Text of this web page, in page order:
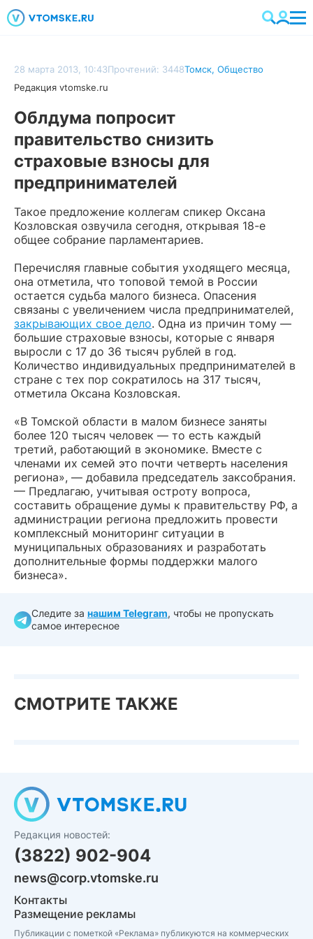
28 марта 2013, 10:43Прочтений: 3448Томск, Общество
Редакция vtomske.ru
Облдума попросит
правительство снизить
страховые взносы для
предпринимателей
Такое предложение коллегам спикер Оксана
Козловская озвучила сегодня, открывая 18-е
общее собрание парламентариев.
Перечисляя главные события уходящего месяца,
она отметила, что топовой темой в России
остается судьба малого бизнеса. Опасения
связаны с увеличением числа предпринимателей,
закрывающих свое дело. Одна из причин тому —
большие страховые взносы, которые с января
выросли с 17 до 36 тысяч рублей в год.
Количество индивидуальных предпринимателей в
стране с тех пор сократилось на 317 тысяч,
отметила Оксана Козловская.
«В Томской области в малом бизнесе заняты
более 120 тысяч человек — то есть каждый
третий, работающий в экономике. Вместе с
членами их семей это почти четверть населения
региона», — добавила председатель заксобрания.
— Предлагаю, учитывая остроту вопроса,
составить обращение думы к правительству РФ, а
администрации региона предложить провести
комплексный мониторинг ситуации в
муниципальных образованиях и разработать
дополнительные формы поддержки малого
бизнеса».
Следите за нашим Telegram, чтобы не пропускать
самое интересное
СМОТРИТЕ ТАКЖЕ
Редакция новостей:
(3822) 902-904
news@corp.vtomske.ru
Контакты
Размещение рекламы
Публикации с пометкой «Реклама» публикуются на коммерческих